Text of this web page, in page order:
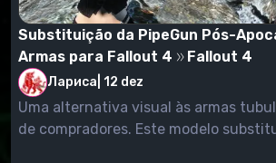
Substituição da PipeGun Pós-
Armas para Fallout 4
Fallout 4
Лариса 12 dez
Uma alternativa visual às armas
de compradores. Este modelo